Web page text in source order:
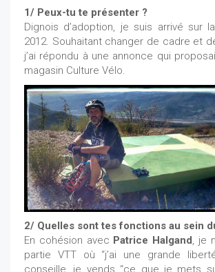
1/ Peux-tu te présenter ?
Dignois d’adoption, je suis arrivé sur
2012. Souhaitant changer de cadre et
j’ai répondu à une annonce qui
magasin Culture Vélo.
2/ Quelles sont tes fonctions au sein
En cohésion avec Patrice Halgand, je
partie VTT où “j’ai une grande
conseille, je vends “ce que je mets